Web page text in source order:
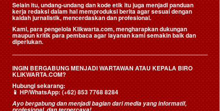
Selain itu, undang-undang dan kode etik itu juga menjadi panduan
kerja redaksi dalam hal memproduksi berita agar sesuai dengan
kaidah jurnalistik, mencerdaskan dan profesional.
Kami, para pengelola Klikwarta.com, mengharapkan dukungan
maupun kritik para pembaca agar layanan kami semakin baik dan
diperlukan.
INGIN BERGABUNG MENJADI WARTAWAN ATAU KEPALA BIRO
KLIKWARTA.COM?
Hubungi sekarang:
📱HP/WhatsApp:(+62) 853 7768 8284
Ayo bergabung dan menjadi bagian dari media yang informatif,